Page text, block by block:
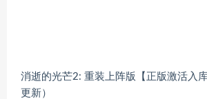
消逝的光芒2: 重装上阵版【正版激活入
更新）